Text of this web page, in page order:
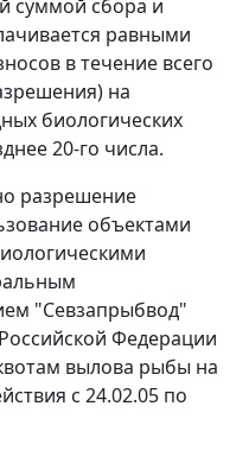
суммой сбора и
равными
в течение всего
на
биологических
20-го числа.
разрешение
объектами
"Севзапрыбвод"
Федерации
вылова рыбы на
с 24.02.05 по